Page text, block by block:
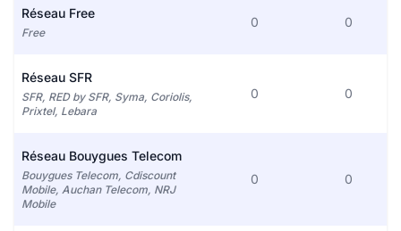
Réseau Free
Free
0 0
Réseau SFR
SFR, RED by SFR, Syma, Coriolis,
Prixtel, Lebara
0 0
Réseau Bouygues Telecom
Bouygues Telecom, Cdiscount
Mobile, Auchan Telecom, NRJ
Mobile
0 0